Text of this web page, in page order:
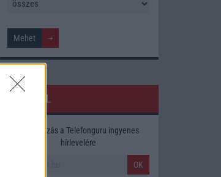
HÍRLEVÉL
Feliratkozás a Telefonguru ingyenes
hírlevelére
OK